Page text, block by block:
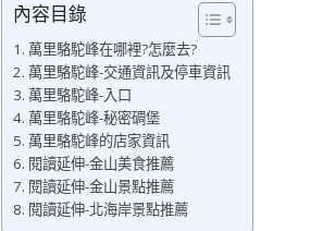
內容目錄
萬里駱駝峰在哪裡?怎麼去?
萬里駱駝峰-交通資訊及停車資訊
萬里駱駝峰-入口
萬里駱駝峰-秘密碉堡
萬里駱駝峰的店家資訊
閱讀延伸-金山美食推薦
閱讀延伸-金山景點推薦
閱讀延伸-北海岸景點推薦